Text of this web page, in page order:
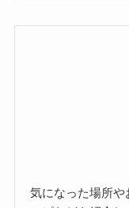
気になった場所や